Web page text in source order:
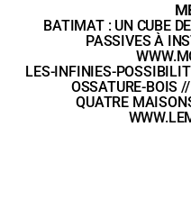
BATIMAT : UN CUBE
PASSIVES À
LES-INFINIES-
OSSATURE-BOIS
QUATRE